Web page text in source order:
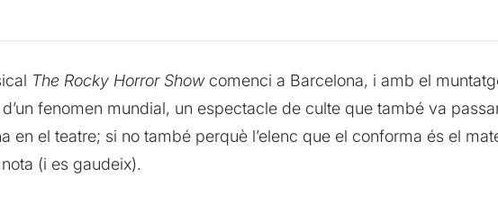
The Rocky Horror Showcomenci a Barcelona, i amb el
fenomen mundial, un espectacle de culte que també va
en el teatre; si no també perquè l’elenc que el conforma és el
(i es gaudeix).